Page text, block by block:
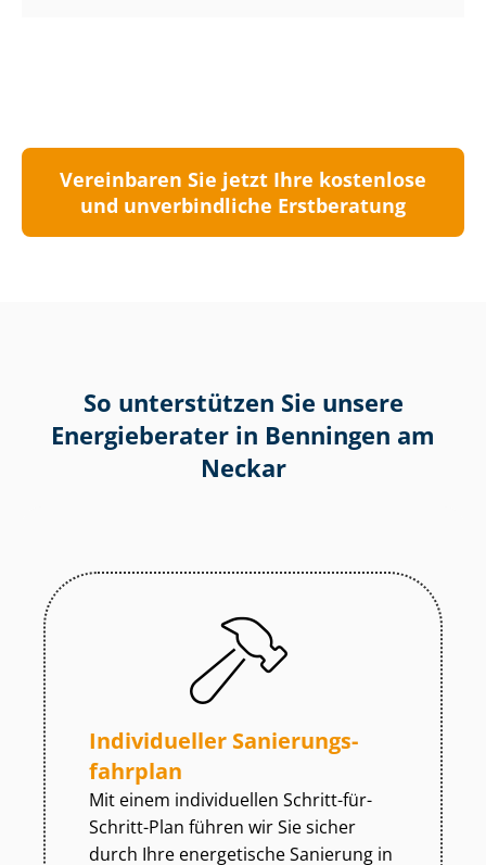
Vereinbaren Sie jetzt Ihre kostenlose
und unverbindliche Erstberatung
So unterstützen Sie unsere
Energieberater in Benningen am
Neckar
Individueller Sa­nie­rungs­
fahr­plan
Mit einem individuellen Schritt-für-
Schritt-Plan führen wir Sie sicher
durch Ihre energetische Sanierung in